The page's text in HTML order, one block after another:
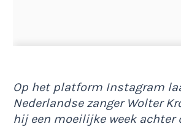
Op het platform Instagram
Nederlandse zanger Wolter
hij een moeilijke week achter